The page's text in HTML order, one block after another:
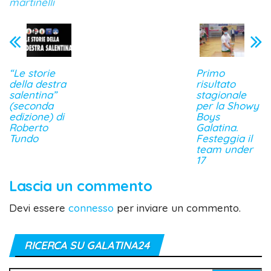
“Le storie
della destra
salentina”
(seconda
edizione) di
Roberto
Tundo
Primo
risultato
stagionale
per la Showy
Boys
Galatina.
Festeggia il
team under
17
Lascia un commento
Devi essere connesso per inviare un commento.
RICERCA SU GALATINA24